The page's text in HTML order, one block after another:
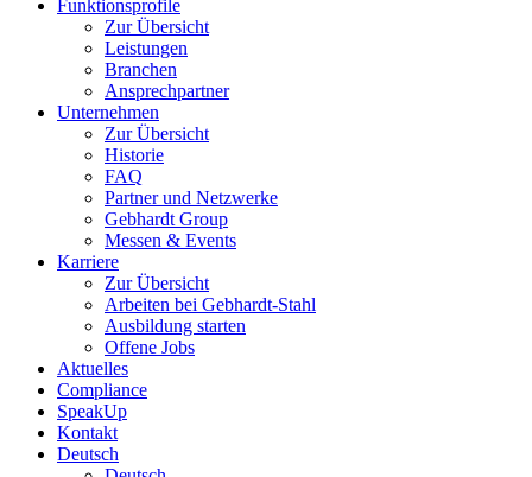
Funktionsprofile
Zur Übersicht
Leistungen
Branchen
Ansprechpartner
Unternehmen
Zur Übersicht
Historie
FAQ
Partner und Netzwerke
Gebhardt Group
Messen & Events
Karriere
Zur Übersicht
Arbeiten bei Gebhardt-Stahl
Ausbildung starten
Offene Jobs
Aktuelles
Compliance
SpeakUp
Kontakt
Deutsch